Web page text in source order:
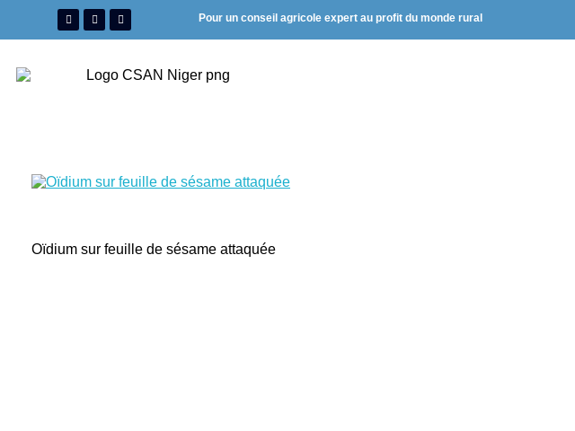
Pour un conseil agricole expert au profit du monde rural
Oïdium sur feuille de sésame attaquée